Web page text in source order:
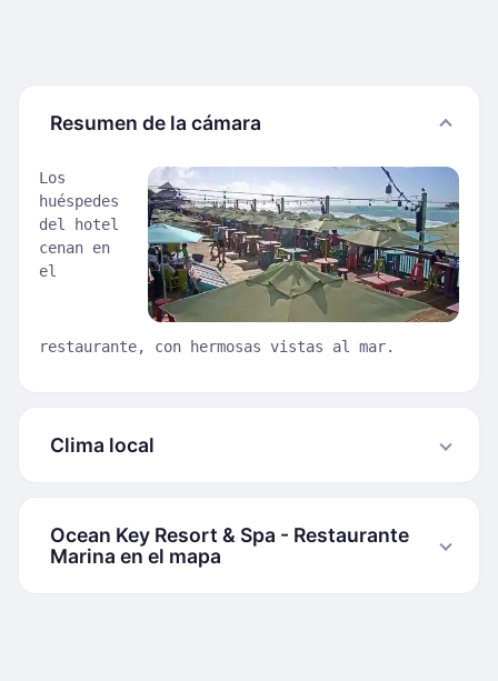
Resumen de la cámara
Los
huéspedes
del hotel
cenan en
el
restaurante, con hermosas vistas al mar.
Clima local
Ocean Key Resort & Spa - Restaurante
Marina en el mapa